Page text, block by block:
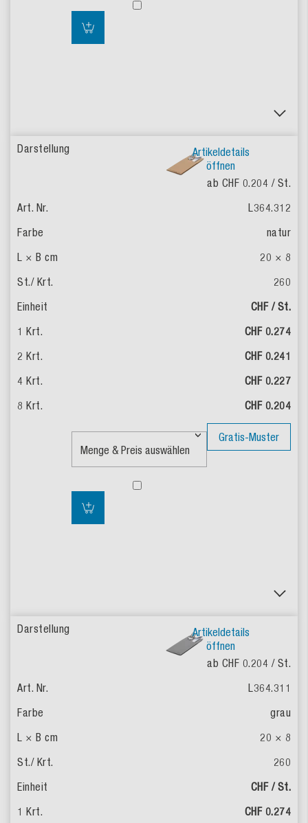
Artikeldetails
öffnen
ab CHF 0.204 / St.
L364.312
natur
20 × 8
260
CHF / St.
CHF 0.274
CHF 0.241
CHF 0.227
CHF 0.204
Gratis-Muster
Artikeldetails
öffnen
ab CHF 0.204 / St.
L364.311
grau
20 × 8
260
CHF / St.
CHF 0.274